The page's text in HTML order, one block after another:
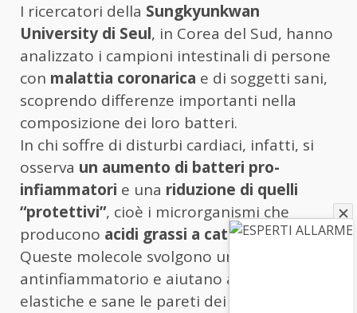
I ricercatori della Sungkyunkwan
University di Seul, in Corea del Sud, hanno
analizzato i campioni intestinali di persone
con malattia coronarica e di soggetti sani,
scoprendo differenze importanti nella
composizione dei loro batteri.
In chi soffre di disturbi cardiaci, infatti, si
osserva un aumento di batteri pro-
infiammatori e una riduzione di quelli
“protettivi”, cioè i microrganismi che
producono acidi grassi a catena corta.
Queste molecole svolgono un effetto
antinfiammatorio e aiutano a mantenere
elastiche e sane le pareti dei vasi sanguigni.